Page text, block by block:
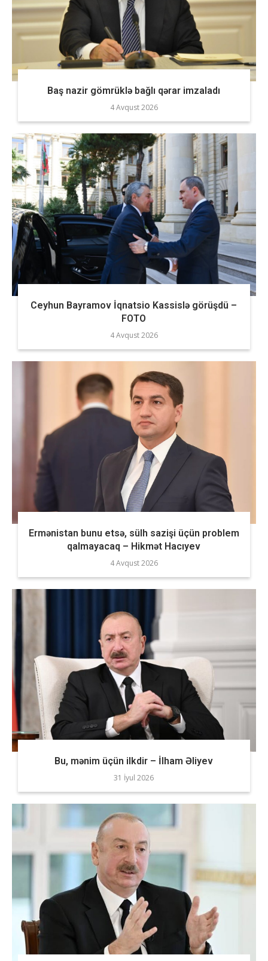
Baş nazir gömrüklə bağlı qərar imzaladı
4 Avqust 2026
Ceyhun Bayramov İqnatsio Kassislə görüşdü –
FOTO
4 Avqust 2026
Ermənistan bunu etsə, sülh sazişi üçün problem
qalmayacaq – Hikmət Hacıyev
4 Avqust 2026
Bu, mənim üçün ilkdir – İlham Əliyev
31 İyul 2026